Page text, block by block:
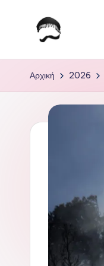
Μετάβαση
Τ
ο
α
Αρχική 2026